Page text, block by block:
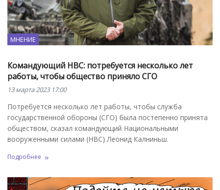
МНЕНИЕ
Командующий НВС: потребуется несколько лет
работы, чтобы общество приняло СГО
13 марта 2023 17:00
Потребуется несколько лет работы, чтобы служба
государственной обороны (СГО) была постепенно принята
обществом, сказал командующий Национальными
вооруженными силами (НВС) Леонид Калниньш.
Подробнее